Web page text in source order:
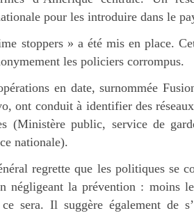
pour les introduire dans le
stoppers » a été mis en place.
les policiers corrompus.
en date, surnommée
ont conduit à identifier des
(Ministère public, service de
nationale).
regrette que les politiques se
négligeant la prévention : moins
sera. Il suggère également de